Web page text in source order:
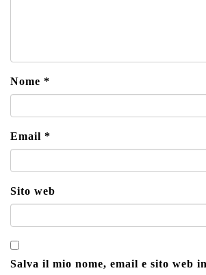
Nome *
Email *
Sito web
Salva il mio nome, email e sito web